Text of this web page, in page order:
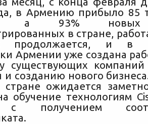
в Армению прибыло 85
а 93% новых
в стране,
продолжается, и в
Армении уже создана
существующих
и созданию нового
стране ожидается
обучение технологиям
получением